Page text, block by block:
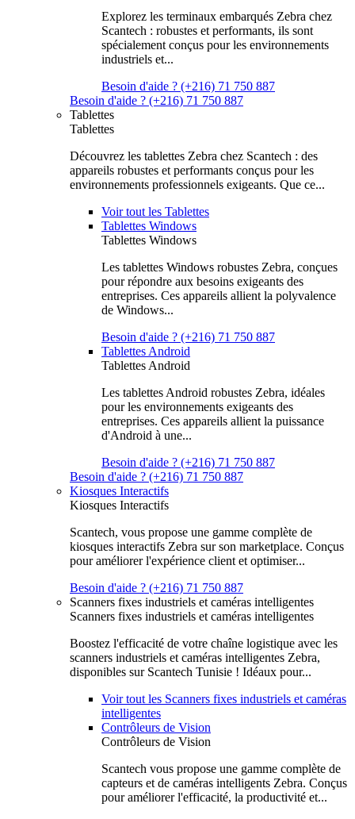
Explorez les terminaux embarqués Zebra chez
Scantech : robustes et performants, ils sont
spécialement conçus pour les environnements
industriels et...
Besoin d'aide ? (+216) 71 750 887
Besoin d'aide ? (+216) 71 750 887
Tablettes
Tablettes
Découvrez les tablettes Zebra chez Scantech : des
appareils robustes et performants conçus pour les
environnements professionnels exigeants. Que ce...
Voir tout les Tablettes
Tablettes Windows
Tablettes Windows
Les tablettes Windows robustes Zebra, conçues
pour répondre aux besoins exigeants des
entreprises. Ces appareils allient la polyvalence
de Windows...
Besoin d'aide ? (+216) 71 750 887
Tablettes Android
Tablettes Android
Les tablettes Android robustes Zebra, idéales
pour les environnements exigeants des
entreprises. Ces appareils allient la puissance
d'Android à une...
Besoin d'aide ? (+216) 71 750 887
Besoin d'aide ? (+216) 71 750 887
Kiosques Interactifs
Kiosques Interactifs
Scantech, vous propose une gamme complète de
kiosques interactifs Zebra sur son marketplace. Conçus
pour améliorer l'expérience client et optimiser...
Besoin d'aide ? (+216) 71 750 887
Scanners fixes industriels et caméras intelligentes
Scanners fixes industriels et caméras intelligentes
Boostez l'efficacité de votre chaîne logistique avec les
scanners industriels et caméras intelligentes Zebra,
disponibles sur Scantech Tunisie ! Idéaux pour...
Voir tout les Scanners fixes industriels et caméras
intelligentes
Contrôleurs de Vision
Contrôleurs de Vision
Scantech vous propose une gamme complète de
capteurs et de caméras intelligents Zebra. Conçus
pour améliorer l'efficacité, la productivité et...